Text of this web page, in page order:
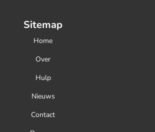
Sitemap
Home
Over
Hulp
Nieuws
Contact